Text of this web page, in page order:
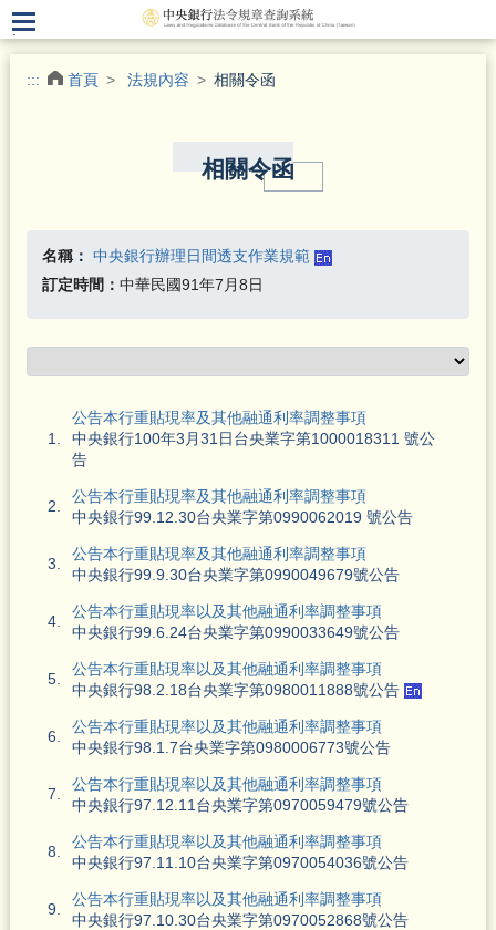
.
::: 首頁 法規內容 相關令函
相關令函
名稱： 中央銀行辦理日間透支作業規範
訂定時間： 中華民國91年7月8日
1.
公告本行重貼現率及其他融通利率調整事項
中央銀行100年3月31日台央業字第1000018311 號公
告
2.
公告本行重貼現率及其他融通利率調整事項
中央銀行99.12.30台央業字第0990062019 號公告
3.
公告本行重貼現率及其他融通利率調整事項
中央銀行99.9.30台央業字第0990049679號公告
4.
公告本行重貼現率以及其他融通利率調整事項
中央銀行99.6.24台央業字第0990033649號公告
5.
公告本行重貼現率以及其他融通利率調整事項
中央銀行98.2.18台央業字第0980011888號公告
6.
公告本行重貼現率以及其他融通利率調整事項
中央銀行98.1.7台央業字第0980006773號公告
7.
公告本行重貼現率以及其他融通利率調整事項
中央銀行97.12.11台央業字第0970059479號公告
8.
公告本行重貼現率以及其他融通利率調整事項
中央銀行97.11.10台央業字第0970054036號公告
9.
公告本行重貼現率以及其他融通利率調整事項
中央銀行97.10.30台央業字第0970052868號公告